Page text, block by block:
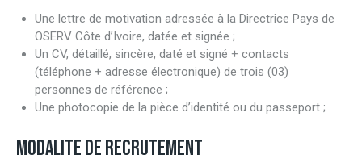
Une lettre de motivation adressée à la Directrice Pays de
OSERV Côte d’Ivoire, datée et signée ;
Un CV, détaillé, sincère, daté et signé + contacts
(téléphone + adresse électronique) de trois (03)
personnes de référence ;
Une photocopie de la pièce d’identité ou du passeport ;
MODALITE DE RECRUTEMENT